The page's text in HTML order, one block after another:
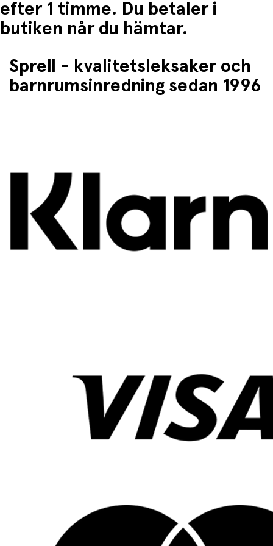
efter 1 timme. Du betaler i
butiken når du hämtar.
Sprell - kvalitetsleksaker och
barnrumsinredning sedan 1996